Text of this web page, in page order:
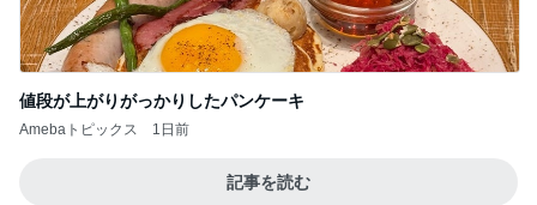
値段が上がりがっかりしたパンケーキ
Amebaトピックス 1日前
記事を読む